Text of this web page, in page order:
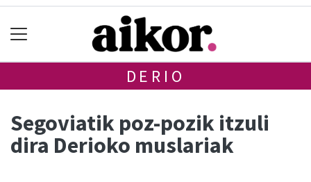
DERIO
Segoviatik poz-pozik itzuli
dira Derioko muslariak